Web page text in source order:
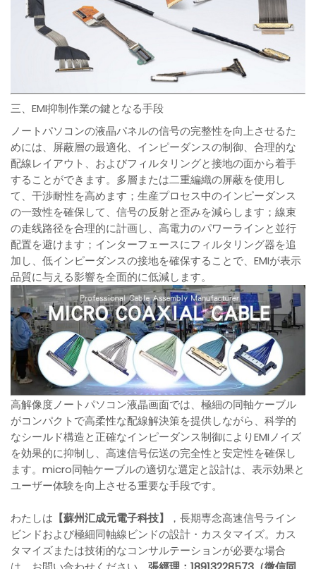
三、EMI抑制作業の鍵となる手段
ノートパソコンの液晶パネルの信号の完整性を向上させるた
めには、屏蔽層の最適化、インピーダンスの制御、合理的な
配線レイアウト、およびフィルタリングと接地の面から着手
することができます。多層または二重編織の屏蔽を使用し
て、干渉耐性を高めます；生産プロセス中のインピーダンス
の一致性を確保して、信号の反射と歪みを減らします；線束
の走线路径を合理的に計画し、高電力のパワーラインと並行
配置を避けます；インターフェースにフィルタリング器を追
加し、低インピーダンスの接地を確保することで、EMIが表示
品質に与える影響を全面的に低減します。
高解像度ノートパソコン液晶画面では、極細の同軸ケーブル
がコンパクトで高柔性な配線解決策を提供しながら、科学的
なシールド構造と正確なインピーダンス制御によりEMIノイズ
を効果的に抑制し、高速信号伝送の完全性と安定性を確保し
ます。micro同軸ケーブルの適切な選定と設計は、表示効果と
ユーザー体験を向上させる重要な手段です。
わたしは 【蘇州汇成元電子科技】
，長期専念高速信号ライン
ビンドおよび極細同軸線ビンドの設計・カスタマイズ。カス
タマイズまたは技術的なコンサルテーションが必要な場合